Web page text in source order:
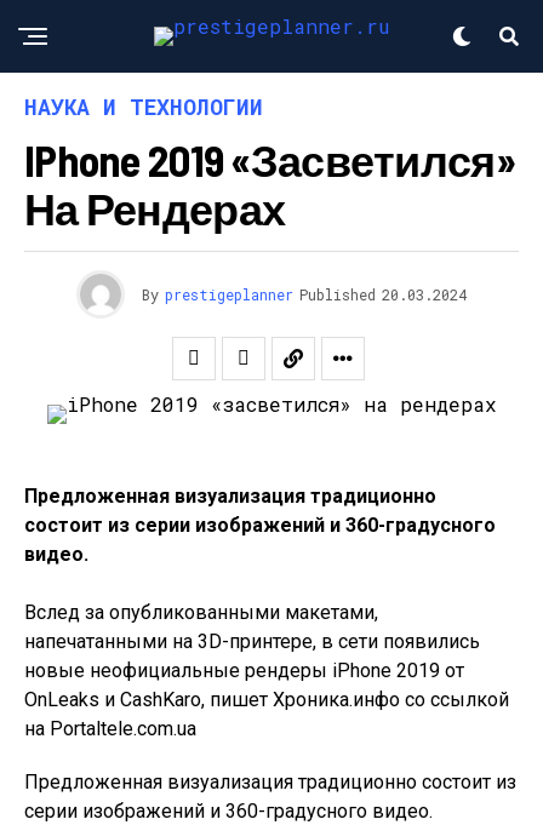
НАУКА И ТЕХНОЛОГИИ
IPhone 2019 «засветился»
На Рендерах
By prestigeplanner Published 20.03.2024
Предложенная визуализация традиционно
состоит из серии изображений и 360-градусного
видео.
Вслед за опубликованными макетами,
напечатанными на 3D-принтере, в сети появились
новые неофициальные рендеры iPhone 2019 от
OnLeaks и CashKaro, пишет Хроника.инфо со ссылкой
на Portaltele.com.ua
Предложенная визуализация традиционно состоит из
серии изображений и 360-градусного видео.